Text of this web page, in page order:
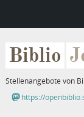
Biblio
Stellenangebote von
https://